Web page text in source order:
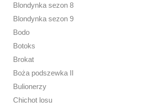
Blondynka sezon 8
Blondynka sezon 9
Bodo
Botoks
Brokat
Boża podszewka II
Bulionerzy
Chichot losu